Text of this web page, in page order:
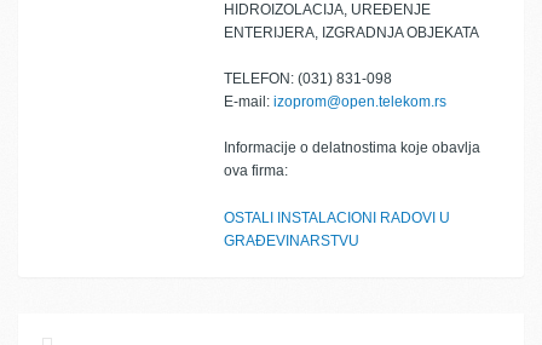
HIDROIZOLACIJA, UREĐENJE
ENTERIJERA, IZGRADNJA OBJEKATA
TELEFON: (031) 831-098
E-mail: izoprom@open.telekom.rs
Informacije o delatnostima koje obavlja
ova firma:
OSTALI INSTALACIONI RADOVI U
GRAĐEVINARSTVU